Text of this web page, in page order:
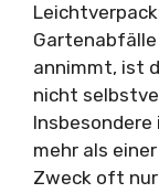
annimmt, ist
nicht
mehr als
Zweck oft